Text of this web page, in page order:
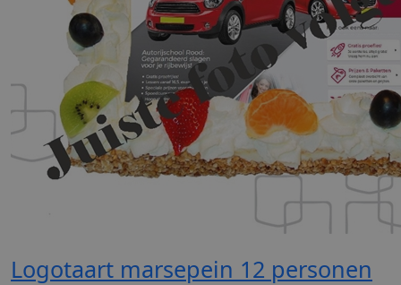
Logotaart marsepein 12 personen